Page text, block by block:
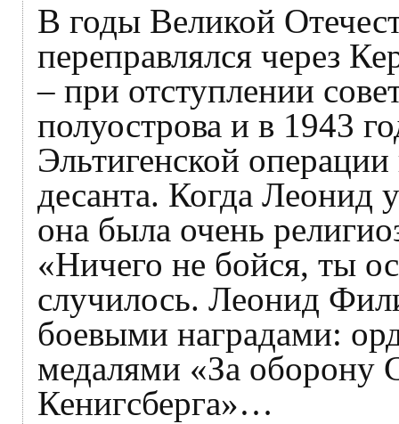
В годы Великой
переправлялся через
– при отступлении
полуострова и в 1943
Эльтигенской операции
десанта. Когда Леонид
она была очень
«Ничего не бойся, ты
случилось. Леонид
боевыми наградами:
медалями «За оборону
Кенигсберга»…